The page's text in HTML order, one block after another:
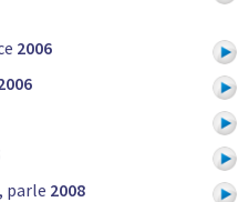
2006
parle 2008